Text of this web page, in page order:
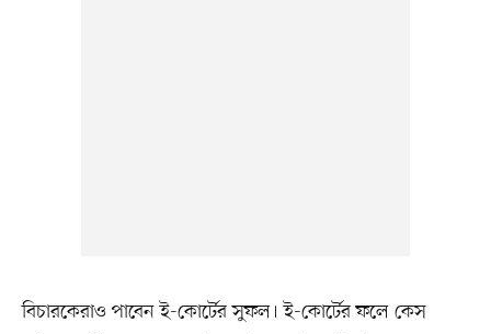
বিচারকেরাও পাবেন ই-কোর্টের সুফল। ই-কোর্টের ফলে কেস